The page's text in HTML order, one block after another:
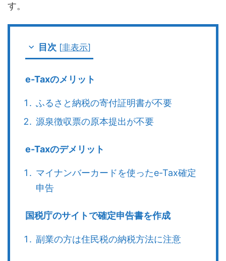
す。
目次 [非表示]
e-Taxのメリット
ふるさと納税の寄付証明書が不要
源泉徴収票の原本提出が不要
e-Taxのデメリット
マイナンバーカードを使ったe-Tax確定
申告
国税庁のサイトで確定申告書を作成
副業の方は住民税の納税方法に注意